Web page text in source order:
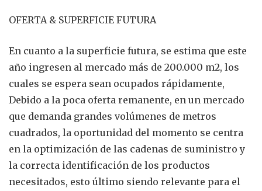
OFERTA & SUPERFICIE FUTURA
En cuanto a la superficie futura, se estima que este
año ingresen al mercado más de 200.000 m2, los
cuales se espera sean ocupados rápidamente,
Debido a la poca oferta remanente, en un mercado
que demanda grandes volúmenes de metros
cuadrados, la oportunidad del momento se centra
en la optimización de las cadenas de suministro y
la correcta identificación de los productos
necesitados, esto último siendo relevante para el